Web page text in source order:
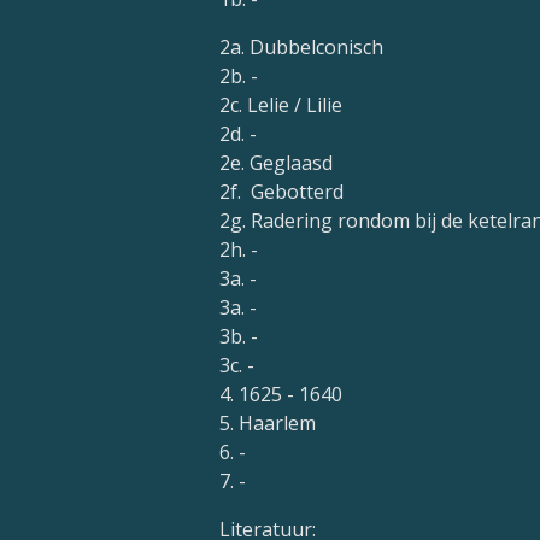
2a. Dubbelconisch
2b. -
2c. Lelie / Lilie
2d. -
2e. Geglaasd
2f. Gebotterd
2g. Radering rondom bij de
2h. -
3a. -
3a. -
3b. -
3c. -
4. 1625 - 1640
5. Haarlem
6. -
7. -
Literatuur: